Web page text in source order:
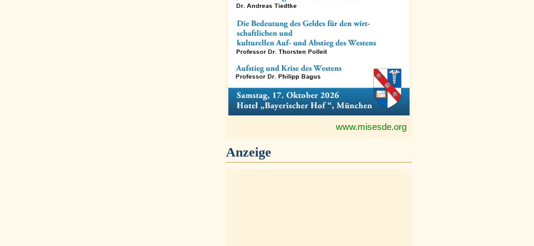
www.misesde.org
Anzeige